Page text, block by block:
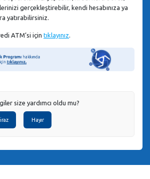
gerçekleştirebilir, kendi hesabınıza ya
yatırabilirsiniz.
ATM’si için tıklayınız
size yardımcı oldu mu?
Hayır